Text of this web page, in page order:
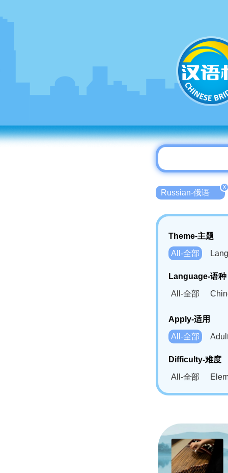
Russian-俄语
X
Theme-主题
All-全部
Language-语种
All-全部
Bahasa
Swahili(SW)-
Apply-适用
All-全部
Difficulty-难度
All-全部